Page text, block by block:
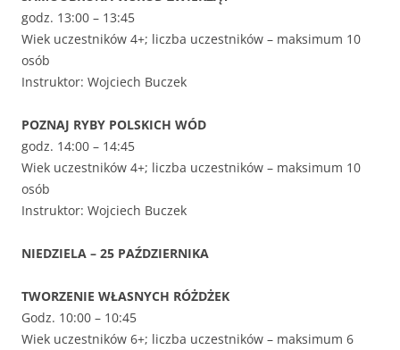
godz. 13:00 – 13:45
Wiek uczestników 4+; liczba uczestników – maksimum 10
osób
Instruktor: Wojciech Buczek
POZNAJ RYBY POLSKICH WÓD
godz. 14:00 – 14:45
Wiek uczestników 4+; liczba uczestników – maksimum 10
osób
Instruktor: Wojciech Buczek
NIEDZIELA – 25 PAŹDZIERNIKA
TWORZENIE WŁASNYCH RÓŻDŻEK
Godz. 10:00 – 10:45
Wiek uczestników 6+; liczba uczestników – maksimum 6